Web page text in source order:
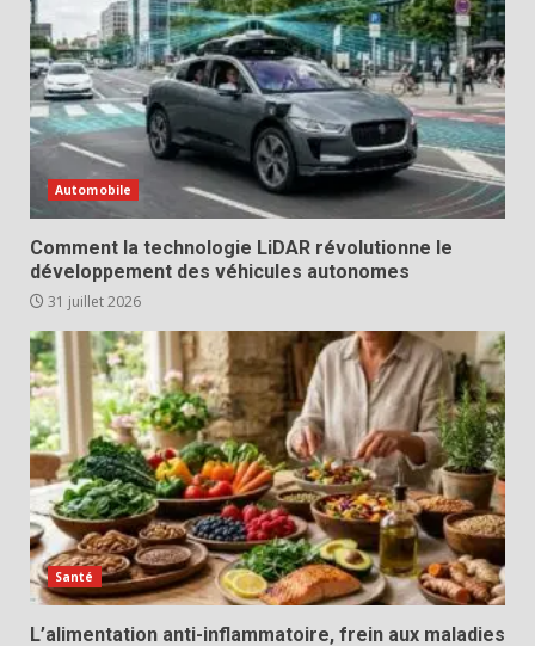
Automobile
Comment la technologie LiDAR révolutionne le
développement des véhicules autonomes
31 juillet 2026
Santé
L’alimentation anti-inflammatoire, frein aux maladies